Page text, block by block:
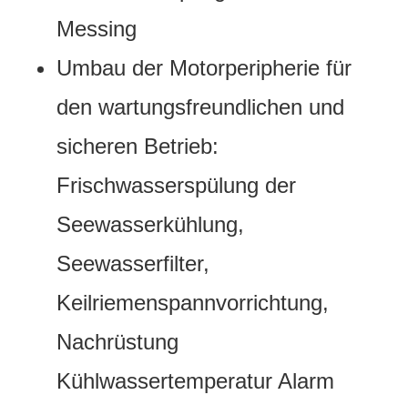
Messing
Umbau der Motorperipherie für
den wartungsfreundlichen und
sicheren Betrieb:
Frischwasserspülung der
Seewasserkühlung,
Seewasserfilter,
Keilriemenspannvorrichtung,
Nachrüstung
Kühlwassertemperatur Alarm